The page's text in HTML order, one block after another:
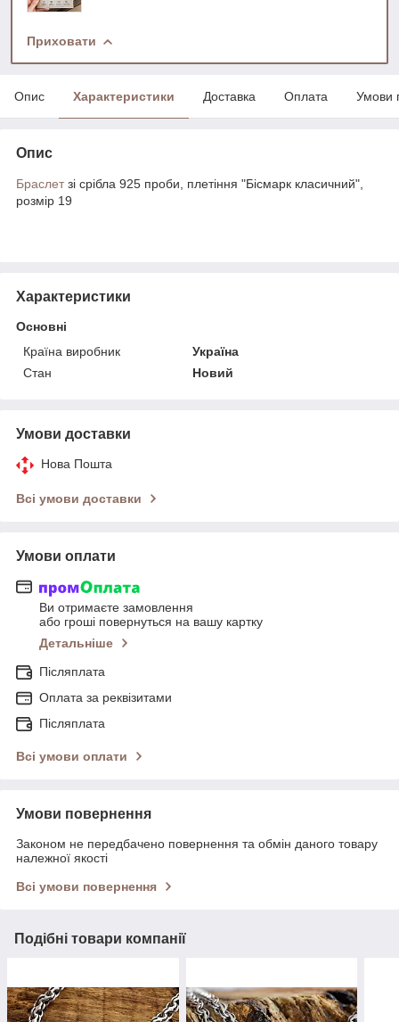
Приховати
Опис Характеристики Доставка Оплата Умови
Опис
Браслетзі срібла 925 проби, плетіння "Бісмарк класичний",
розмір 19
Характеристики
Основні
Країна виробник
Україна
Стан
Новий
Умови доставки
Нова Пошта
Всі умови доставки
Умови оплати
Ви отримаєте замовлення
або гроші повернуться на вашу картку
Детальніше
Післяплата
Оплата за реквізитами
Післяплата
Всі умови оплати
Умови повернення
Законом не передбачено повернення та обмін даного товару
належної якості
Всі умови повернення
Подібні товари компанії